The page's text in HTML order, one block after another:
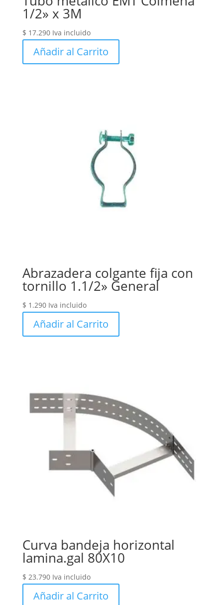
1/2» x 3M
$ 17.290 Iva incluido
Añadir al Carrito
Abrazadera colgante fija con
tornillo 1.1/2» General
$ 1.290 Iva incluido
Añadir al Carrito
Curva bandeja horizontal
lamina.gal 80X10
$ 23.790 Iva incluido
Añadir al Carrito